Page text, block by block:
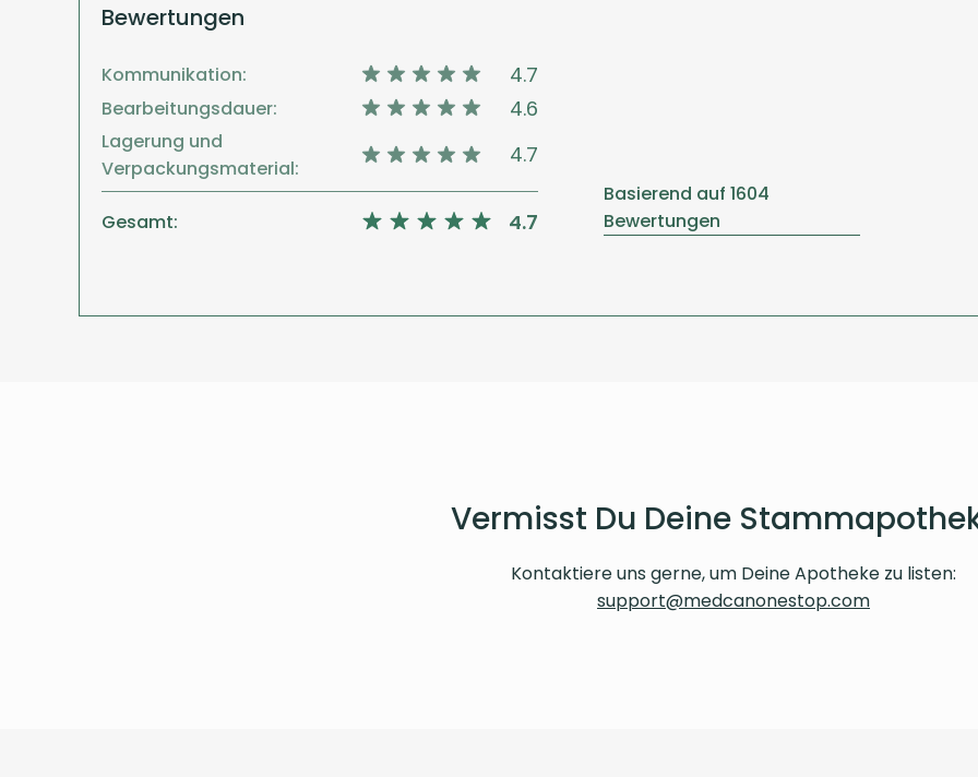
Bewertungen
Kommunikation: 4.7
Bearbeitungsdauer: 4.6
Lagerung und
Verpackungsmaterial:
4.7
Gesamt: 4.7
Basierend auf 1604
Bewertungen
Vermisst Du Deine
Kontaktiere uns gerne, um Deine Apotheke zu listen:
support@medcanonestop.com